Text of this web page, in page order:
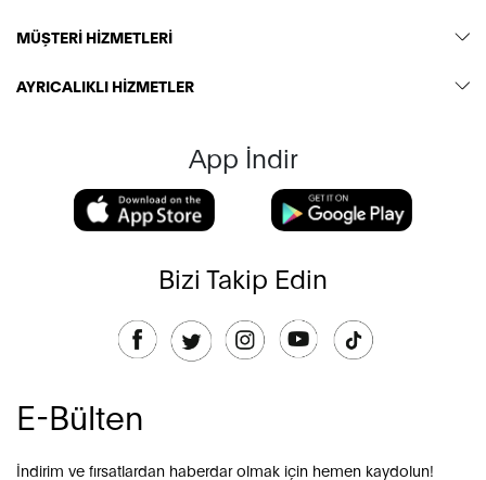
MÜŞTERİ HİZMETLERİ
AYRICALIKLI HİZMETLER
App İndir
Bizi Takip Edin
E-Bülten
İndirim ve fırsatlardan haberdar olmak için hemen kaydolun!